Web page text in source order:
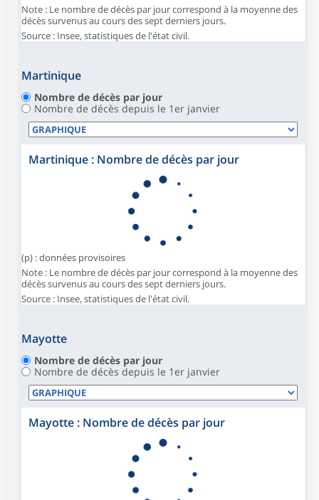
Note : Le nombre de décès par jour correspond à la moyenne des
décès survenus au cours des sept derniers jours.
Source : Insee, statistiques de l'état civil.
Martinique
Nombre de décès par jour
Nombre de décès depuis le 1er janvier
Martinique : Nombre de décès par jour
(p) : données provisoires
Note : Le nombre de décès par jour correspond à la moyenne des
décès survenus au cours des sept derniers jours.
Source : Insee, statistiques de l'état civil.
Mayotte
Nombre de décès par jour
Nombre de décès depuis le 1er janvier
Mayotte : Nombre de décès par jour